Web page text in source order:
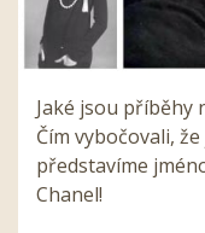
Jaké jsou příběhy
Čím vybočovali,
představíme
Chanel!